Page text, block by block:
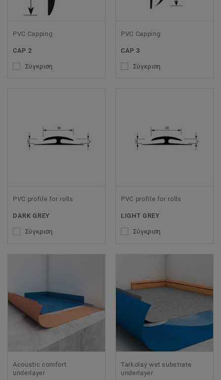
PVC Capping
CAP 2
Σύγκριση
PVC Capping
CAP 3
Σύγκριση
PVC profile for rolls
DARK GREY
Σύγκριση
PVC profile for rolls
LIGHT GREY
Σύγκριση
Acoustic comfort
underlayer
Tarkolay wet substrate
underlayer